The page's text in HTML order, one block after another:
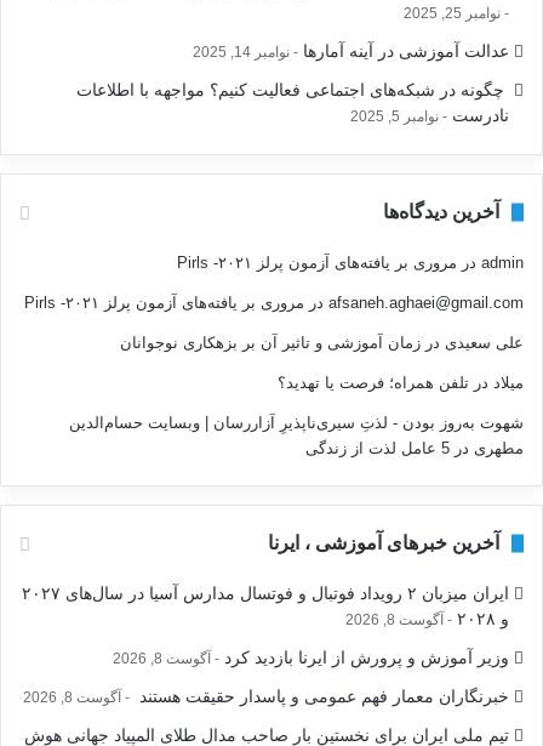
نوامبر 25, 2025
عدالت آموزشی در آینه آمارها نوامبر 14, 2025
‍ چگونه در شبکه‌های اجتماعی فعالیت کنیم؟ مواجهه با اطلاعات
نادرست
نوامبر 5, 2025
آخرین دیدگاه‌ها
admin در مروری بر یافته‌های آزمون پرلز ۲۰۲۱- Pirls
afsaneh.aghaei@gmail.com در مروری بر یافته‌های آزمون پرلز ۲۰۲۱- Pirls
علی سعیدی در زمان آموزشی و تاثیر آن بر بزهکاری نوجوانان
میلاد در تلفن همراه؛ فرصت يا تهديد؟
شهوت به‌روز بودن - لذتِ سیری‌ناپذیرِ آزاررسان | وبسایت حسام‌الدین
مطهری در 5 عامل لذت از زندگی
آخرین خبرهای آموزشی ، ایرنا
ایران میزبان ۲ رویداد فوتبال و فوتسال مدارس آسیا در سال‌های ۲۰۲۷
و ۲۰۲۸
آگوست 8, 2026
وزیر آموزش و پرورش از ایرنا بازدید کرد آگوست 8, 2026
خبرنگاران معمار فهم عمومی و پاسدار حقیقت هستند آگوست 8, 2026
تیم ملی ایران برای نخستین بار صاحب مدال طلای المپیاد جهانی هوش